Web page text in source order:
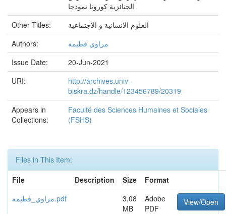
الجنائزية كورونا نموذجا
Other Titles:
العلوم الانسانية و الاجتماعية
Authors:
مراوي فطيمة
Issue Date:
20-Jun-2021
URI:
http://archives.univ-
biskra.dz/handle/123456789/20319
Appears in
Collections:
Faculté des Sciences Humaines et Sociales
(FSHS)
Files in This Item:
File
Description Size
Format
مراوي_فطيمة.pdf
3,08
MB
Adobe
PDF
View/Open